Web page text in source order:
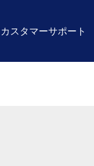
カスタマーサポート